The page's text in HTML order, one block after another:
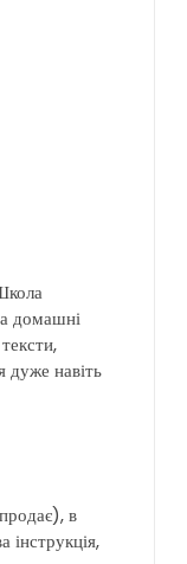
домашні
дуже навіть
в
інструкція,